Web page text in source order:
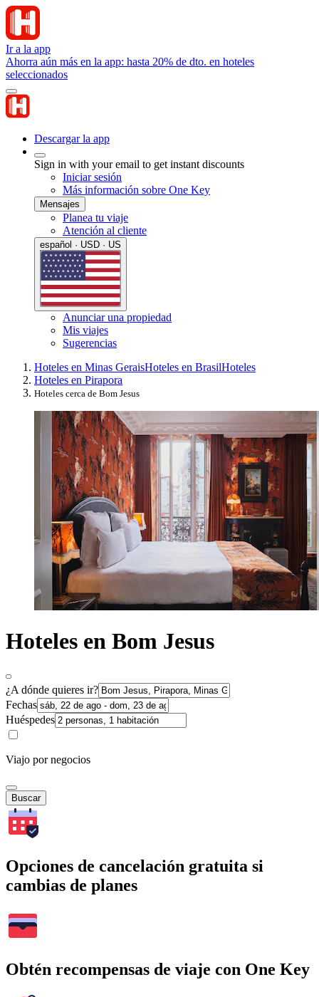
Ir a la app
Ahorra aún más en la app: hasta 20% de dto. en hoteles
seleccionados
Descargar la app
Sign in with your email to get instant discounts
Iniciar sesión
Más información sobre One Key
Mensajes
Planea tu viaje
Atención al cliente
español · USD · US
Anunciar una propiedad
Mis viajes
Sugerencias
Hoteles en Minas GeraisHoteles en BrasilHoteles
Hoteles en Pirapora
Hoteles cerca de Bom Jesus
Hoteles en Bom Jesus
¿A dónde quieres ir?
Fechas
Huéspedes
Viajo por negocios
Buscar
Opciones de cancelación gratuita si
cambias de planes
Obtén recompensas de viaje con One Key